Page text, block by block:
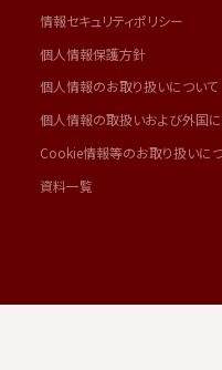
情報セキュリティポリシー
個人情報保護方針
個人情報のお取り扱いについて
個人情報の取扱いおよび外国
Cookie情報等のお取り扱いに
資料一覧